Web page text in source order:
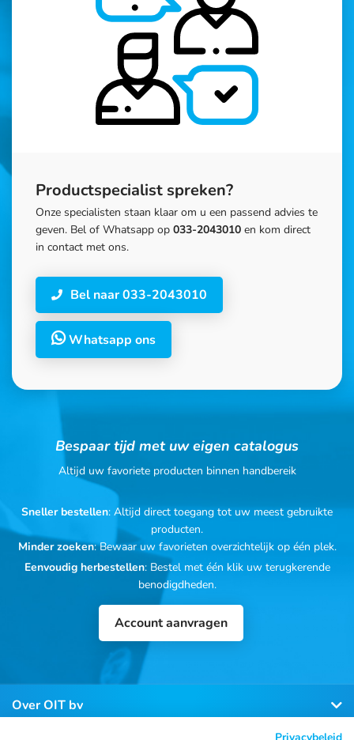
Productspecialist spreken?
Onze specialisten staan klaar om u een passend advies te
geven. Bel of Whatsapp op 033-2043010 en kom direct
in contact met ons.
Bel naar 033-2043010
Whatsapp ons
Bespaar tijd met uw eigen catalogus
Altijd uw favoriete producten binnen handbereik
Sneller bestellen: Altijd direct toegang tot uw meest gebruikte
producten.
Minder zoeken: Bewaar uw favorieten overzichtelijk op één plek.
Eenvoudig herbestellen: Bestel met één klik uw terugkerende
benodigdheden.
Account aanvragen
Over OIT bv